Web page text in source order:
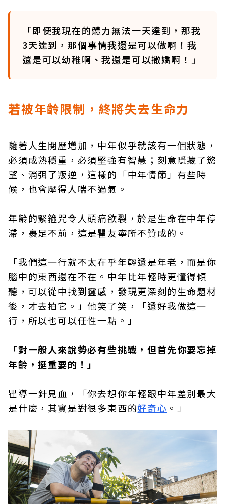
「即便我現在的體力無法一天達到，那我
3天達到，那個事情我還是可以做啊！我
還是可以幼稚啊、我還是可以撒嬌啊！」
若被年齡限制，終將失去生命力
隨著人生閱歷增加，中年似乎就該有一個狀態，
必須成熟穩重，必須堅強有智慧；刻意隱藏了慾
望、消弭了叛逆，這樣的「中年情節」有些時
候，也會壓得人喘不過氣。
年齡的緊箍咒令人頭痛欲裂，於是生命在中年停
滯，裹足不前，這是瞿友寧所不贊成的。
「我們這一行就不太在乎年輕還是年老，而是你
腦中的東西還在不在。中年比年輕時更懂得傾
聽，可以從中找到靈感，發現更深刻的生命題材
後，才去拍它。」他笑了笑，「還好我做這一
行，所以也可以任性一點。」
「對一般人來說勢必有些挑戰，但首先你要忘掉
年齡，挺重要的！」
瞿導一針見血，「你去想你年輕跟中年差別最大
是什麼，其實是對很多東西的好奇心 。」